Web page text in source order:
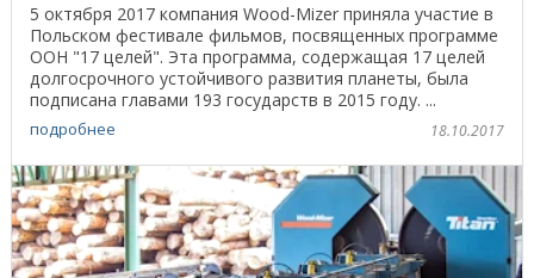
5 октября 2017 компания Wood-Mizer приняла участие в
Польском фестивале фильмов, посвященных программе
ООН "17 целей". Эта программа, содержащая 17 целей
долгосрочного устойчивого развития планеты, была
подписана главами 193 государств в 2015 году. ...
подробнее 18.10.2017